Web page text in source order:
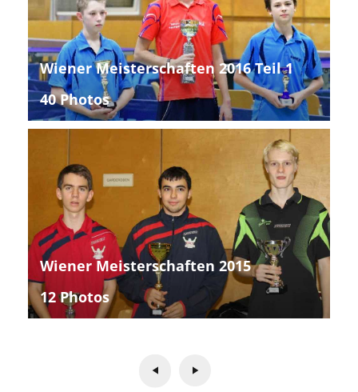
Wiener Meisterschaften 2016 Teil 1
40 Photos
Wiener Meisterschaften 2015
12 Photos